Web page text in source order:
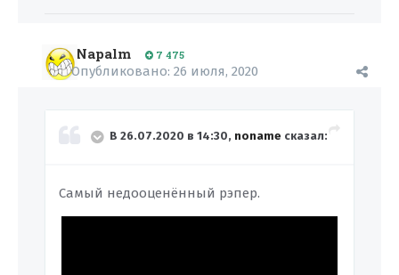
Napalm 7 475
Опубликовано: 26 июля, 2020
В 26.07.2020 в 14:30, noname сказал:
Самый недооценённый рэпер.